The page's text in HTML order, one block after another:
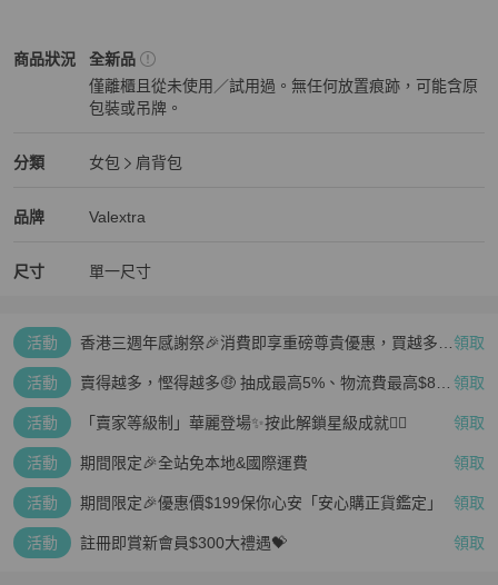
商品狀況
Valextra女包商品狀態與細節
全新品
僅離櫃且從未使用／試用過。無任何放置痕跡，可能含原
包裝或吊牌。
分類
Valextra 女包分類資訊
女包
肩背包
品牌
Valextra 精品女包品牌介紹
Valextra
Valextra 推薦清單
尺寸 單一尺寸
活動
香港三週年感謝祭🎉消費即享重磅尊貴優惠，買越多、 領取
活動
賣得越多，慳得越多🤑 抽成最高5%、物流費最高$800 領取
活動 「賣家等級制」華麗登場✨按此解鎖星級成就👆🏻 領取
活動 期間限定🎉全站免本地&國際運費 領取
活動 期間限定🎉優惠價$199保你心安「安心購正貨鑑定」 領取
活動 註冊即賞新會員$300大禮遇💝 領取